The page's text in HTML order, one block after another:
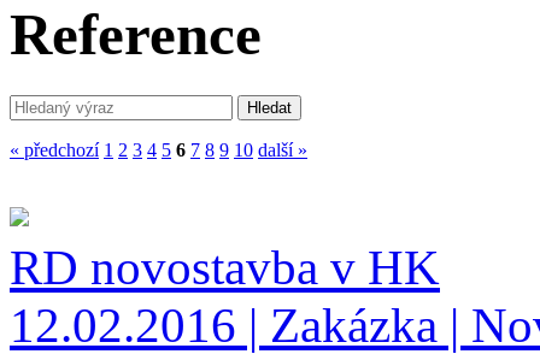
Reference
« předchozí 1 2 3 4 5 6 7 8 9 10 další »
RD novostavba v HK
12.02.2016 | Zakázka |